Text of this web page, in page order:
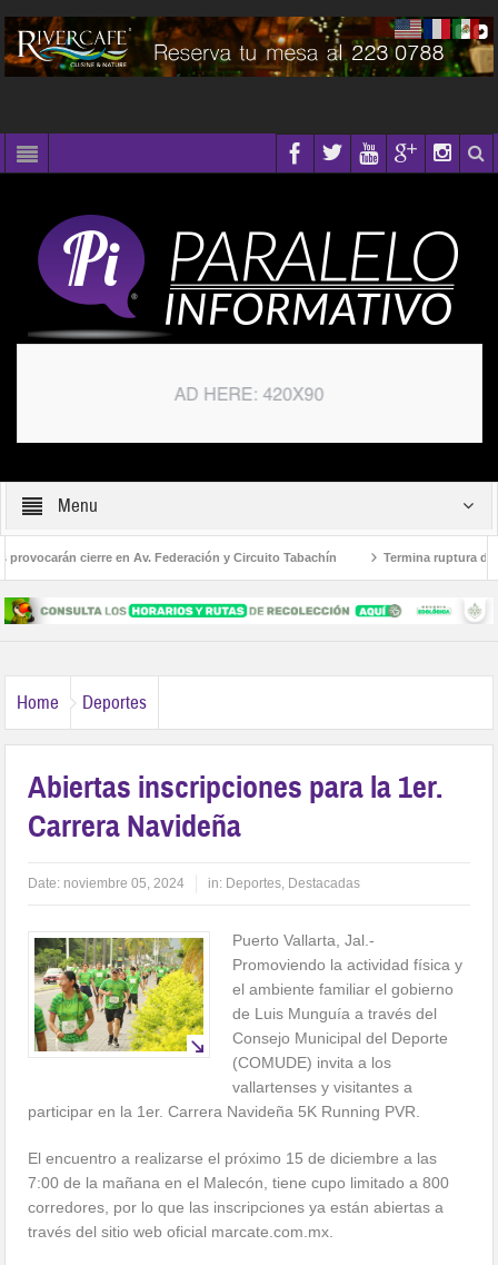
Menu
cierre en Av. Federación y Circuito Tabachín Termina ruptura
robo a Karely Ruiz
Home Deportes
Abiertas inscripciones para la 1er.
Carrera Navideña
Date: noviembre 05, 2024 in: Deportes, Destacadas
Puerto Vallarta, Jal.-
Promoviendo la actividad física y
el ambiente familiar el gobierno
de Luis Munguía a través del
Consejo Municipal del Deporte
(COMUDE) invita a los
vallartenses y visitantes a
participar en la 1er. Carrera Navideña 5K Running PVR.
El encuentro a realizarse el próximo 15 de diciembre a las
7:00 de la mañana en el Malecón, tiene cupo limitado a 800
corredores, por lo que las inscripciones ya están abiertas a
través del sitio web oficial marcate.com.mx.